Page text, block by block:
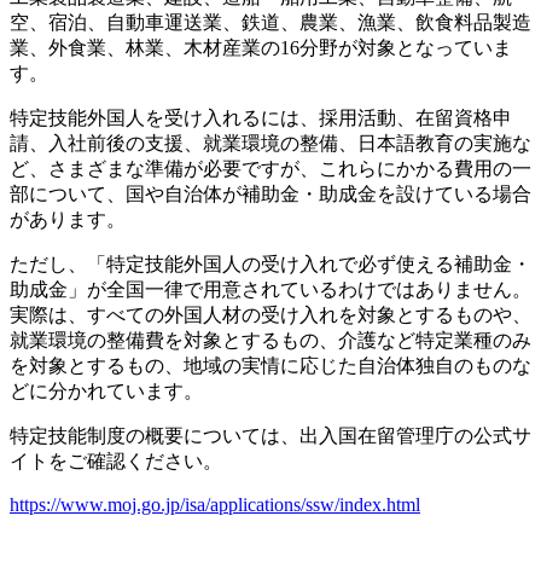
空、宿泊、自動車運送業、鉄道、農業、漁業、飲食料品製造
業、外食業、林業、木材産業の16分野が対象となっていま
す。
特定技能外国人を受け入れるには、採用活動、在留資格申
請、入社前後の支援、就業環境の整備、日本語教育の実施な
ど、さまざまな準備が必要ですが、これらにかかる費用の一
部について、国や自治体が補助金・助成金を設けている場合
があります。
ただし、「特定技能外国人の受け入れで必ず使える補助金・
助成金」が全国一律で用意されているわけではありません。
実際は、すべての外国人材の受け入れを対象とするものや、
就業環境の整備費を対象とするもの、介護など特定業種のみ
を対象とするもの、地域の実情に応じた自治体独自のものな
どに分かれています。
特定技能制度の概要については、出入国在留管理庁の公式サ
イトをご確認ください。
https://www.moj.go.jp/isa/applications/ssw/index.html